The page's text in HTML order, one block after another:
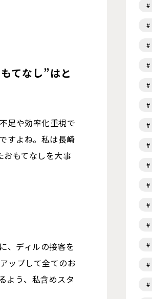
てなし”はと
足や効率化重視で
すよね。私は長崎
おもてなしを大事
、ディルの接客を
ップして全てのお
よう、私含めスタ